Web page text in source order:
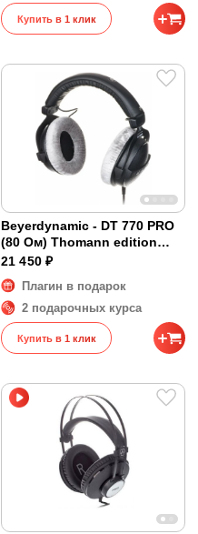
Купить в 1 клик
Beyerdynamic - DT 770 PRO
(80 Ом) Thomann edition
(уценка) + индивидуальная
21 450 ₽
Плагин в подарок
2 подарочных курса
Купить в 1 клик